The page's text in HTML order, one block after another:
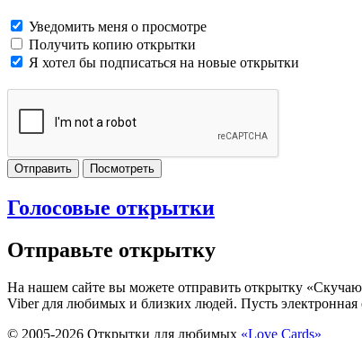
Уведомить меня о просмотре
Получить копию открытки
Я хотел бы подписаться на новые открытки
Отправить Посмотреть
Голосовые открытки
Отправьте открытку
На нашем сайте вы можете отправить открытку
Viber для любимых и близких людей. Пусть электронная
© 2005-2026 Открытки для любимых «Love Cards»